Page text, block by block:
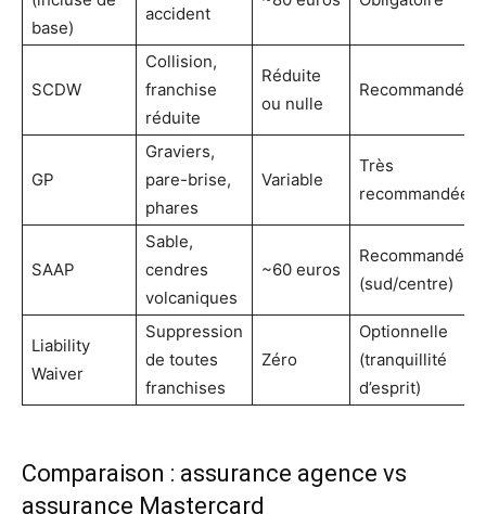
base)
accident
SCDW
Collision,
franchise
réduite
Réduite
ou nulle
Recommandée
GP
Graviers,
pare-brise,
phares
Variable
Très
recommandée
SAAP
Sable,
cendres
volcaniques
~60 euros
Recommandée
(sud/centre)
Liability
Waiver
Suppression
de toutes
franchises
Zéro
Optionnelle
(tranquillité
d’esprit)
Comparaison : assurance agence vs
assurance Mastercard